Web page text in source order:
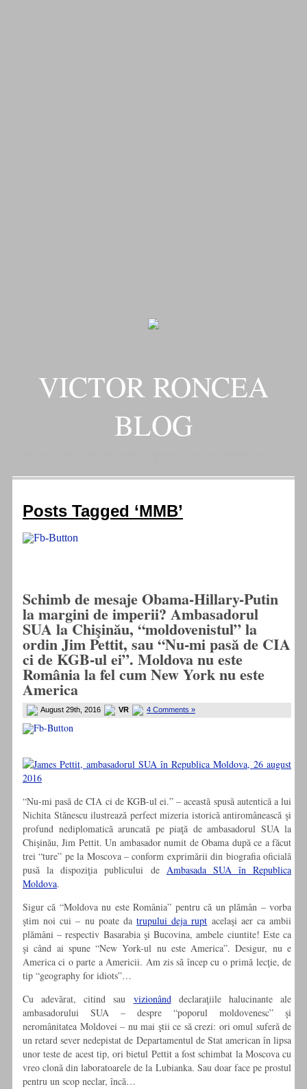
VICTOR RONCEA
BLOG
Posts Tagged ‘MMB’
Schimb de mesaje Obama-Hillary-Putin
la margini de imperii? Ambasadorul
SUA la Chişinău, “moldovenistul” la
ordin Jim Pettit, sau “Nu-mi pasă de CIA
ci de KGB-ul ei”. Moldova nu este
România la fel cum New York nu este
America
August 29th, 2016 VR 4 Comments »
“Nu-mi pasă de CIA ci de KGB-ul ei.” – această spusă autentică a lui
Nichita Stănescu ilustrează perfect mizeria istorică antiromânească şi
profund nediplomatică aruncată pe piaţă de ambasadorul SUA la
Chişinău, Jim Pettit. Un ambasador numit de Obama după ce a făcut
trei “ture” pe la Moscova – conform exprimării din biografia oficială
pusă la dispoziţia publicului de Ambasada SUA în Republica
Moldova.
Sigur că “Moldova nu este România” pentru că un plămân – vorba
ştim noi cui – nu poate datrupului deja rupt acelaşi aer ca ambii
plămâni – respectiv Basarabia şi Bucovina, ambele ciuntite! Este ca
şi când ai spune “New York-ul nu este America”. Desigur, nu e
America ci o parte a Americii. Am zis să încep cu o primă lecţie, de
tip “geography for idiots”…
Cu adevărat, citind sau vizionânddeclaraţiile halucinante ale
ambasadorului SUA – despre “poporul moldovenesc” şi
neromânitatea Moldovei – nu mai ştii ce să crezi: ori omul suferă de
un retard sever nedepistat de Departamentul de Stat american în lipsa
unor teste de acest tip, ori bietul Pettit a fost schimbat la Moscova cu
vreo clonă din laboratoarele de la Lubianka. Sau doar face pe prostul
pentru un scop neclar, încă…